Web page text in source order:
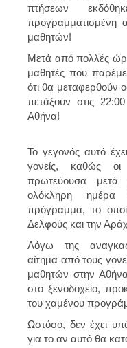
πτήσεων
προγραμματισμένη
μαθητών!
Μετά από πολλές
μαθητές που
ότι θα μεταφερθούν
πετάξουν στις
Αθήνα!
Το γεγονός αυτό
γονείς, καθώς
πρωτεύουσα μετά
ολόκληρη ημέρα
πρόγραμμα, το
Δελφούς και την
Λόγω της
αίτημα από τους
μαθητών στην
στο ξενοδοχείο,
του χαμένου
Ωστόσο, δεν έχει
για το αν αυτό θα